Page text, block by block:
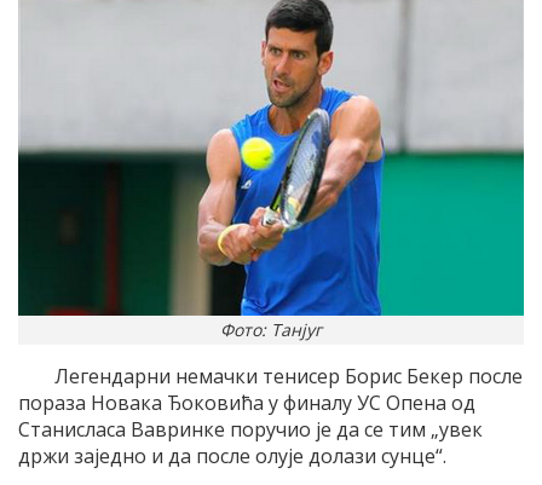
Фото: Танјуг
Легендарни немачки тенисер Борис Бекер после
пораза Новака Ђоковића у финалу УС Oпена од
Станисласа Вавринке поручио jе да се тим „увек
држи заjедно и да после олуjе долази сунце“.